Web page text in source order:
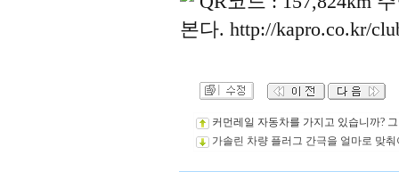
커먼레일 자동차를 가지고 있습니까?
가솔린 차량 플러그 간극을 얼마로 맞춰